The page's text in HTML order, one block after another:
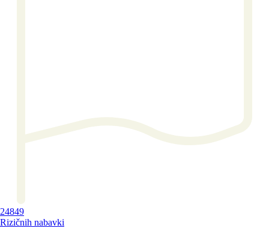
24849
Rizičnih nabavki